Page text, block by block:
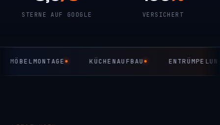
STERNE AUF GOOGLE VERSICHERT
KÜCHENAUFBAU ENTRÜMPELUNG